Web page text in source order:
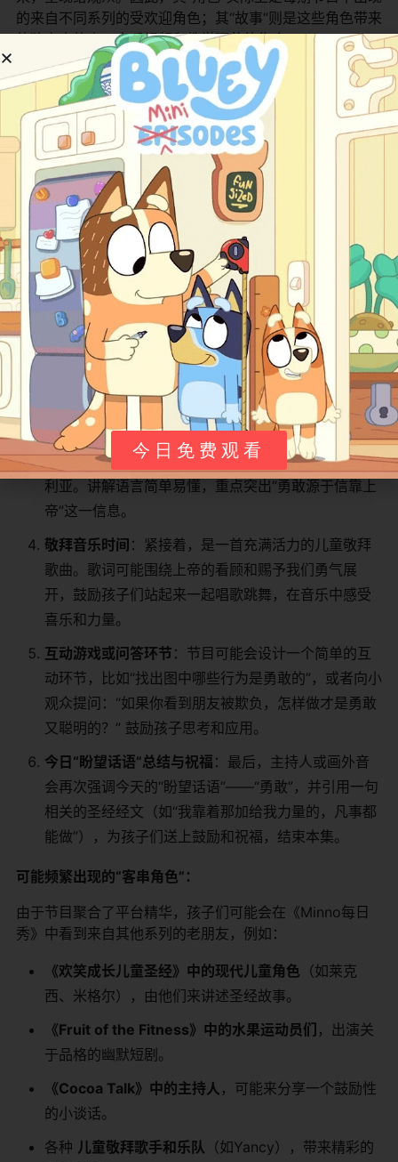
的来自不同系列的受欢迎角色；其“故事”则是这些角色带来
的独立小故事、音乐视频和教学环节的集合。
典型剧集内容流程：
一集典型的《Minno每日秀》可能会遵循一个温暖而活泼
的流程，带领小观众经历一段多元化的体验：
欢乐开场与问候
：节目可能由一个活泼的动画开场片
头或一位亲切的（动画或真人）主持人开场，向孩子
们问好，并介绍今天的主题——“盼望话语”，比如“勇
敢”。
幽默短剧（来自原创内容）：接着，可能会播放一段
来自Minno原创系列（如《Fruit of the Fitness》或
《Cocoa Talk》）的短片。这段短剧会以搞笑的方式
展现与“勇敢”相关的情境，例如一只小水果害怕尝试新
滑梯，最终在朋友鼓励下克服恐惧。
圣经故事时刻（来自《Laugh and Grow Bible》
等）
：然后，节目会切入一个改编自圣经的动画故
事。例如，讲述大卫如何依靠上帝勇敢地面对巨人歌
利亚。讲解语言简单易懂，重点突出“勇敢源于信靠上
帝”这一信息。
敬拜音乐时间 ：紧接着，是一首充满活力的儿童敬拜
歌曲。歌词可能围绕上帝的看顾和赐予我们勇气展
开，鼓励孩子们站起来一起唱歌跳舞，在音乐中感受
喜乐和力量。
互动游戏或问答环节 ：节目可能会设计一个简单的互
动环节，比如“找出图中哪些行为是勇敢的”，或者向小
观众提问：“如果你看到朋友被欺负，怎样做才是勇敢
又聪明的？” 鼓励孩子思考和应用。
今日“盼望话语”总结与祝福 ：最后，主持人或画外音
会再次强调今天的“盼望话语”——“勇敢”，并引用一句
相关的圣经经文（如“我靠着那加给我力量的，凡事都
能做”），为孩子们送上鼓励和祝福，结束本集。
可能频繁出现的“客串角色”：
由于节目聚合了平台精华，孩子们可能会在《Minno每日
秀》中看到来自其他系列的老朋友，例如：
《欢笑成长儿童圣经》中的现代儿童角色 （如莱克
西、米格尔），由他们来讲述圣经故事。
《Fruit of the Fitness》中的水果运动员们 ，出演关
于品格的幽默短剧。
《Cocoa Talk》中的主持人 ，可能来分享一个鼓励性
的小谈话。
各种 儿童敬拜歌手和乐队 （如Yancy），带来精彩的
今日免费观看